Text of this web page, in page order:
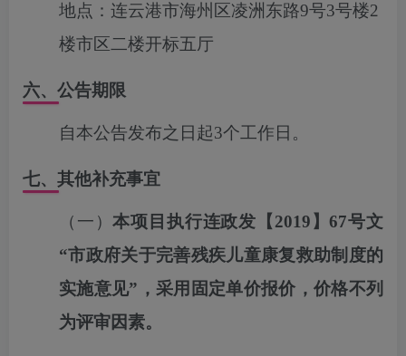
地点： 连云港市海州区凌洲东路9号3号楼2
楼市区二楼开标五厅
六、公告期限
自本公告发布之日起3个工作日。
七、其他补充事宜
（ 一 ）本项目 执行连政发【 2019】67号文
“市政府关于完善残疾儿童康复救助制度的
实施意见”， 采用固定单价报价，价格不列
为评审因素。